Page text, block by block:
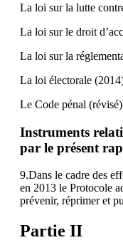
La loi sur la lutte
La loi sur le droit
La loi sur la
La loi électorale
Le Code pénal
Instruments
par le présent
9.Dans le cadre des
en 2013 le Protocole
prévenir, réprimer et
Partie II